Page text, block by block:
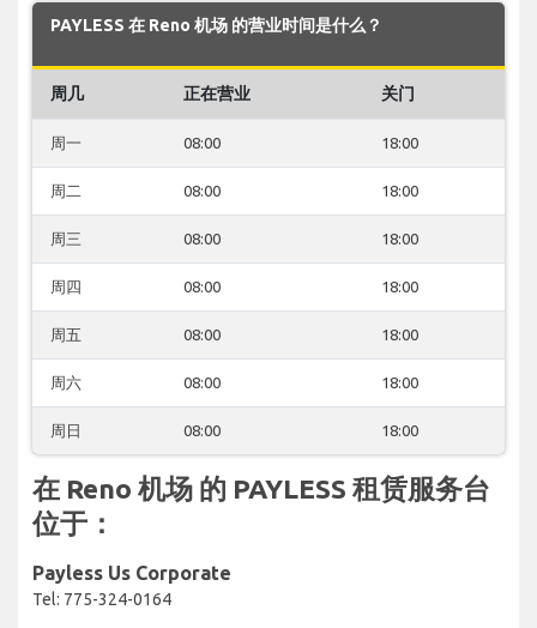
PAYLESS 在 Reno 机场 的营业时间是什么？
周几 正在营业 关门
周一 08:00 18:00
周二 08:00 18:00
周三 08:00 18:00
周四 08:00 18:00
周五 08:00 18:00
周六 08:00 18:00
周日 08:00 18:00
在 Reno 机场 的 PAYLESS 租赁服务台
位于：
Payless Us Corporate
Tel: 775-324-0164